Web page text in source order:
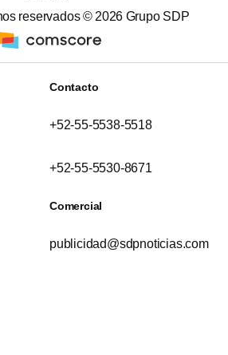
reservados © 2026 Grupo SDP
Contacto
+52-55-5538-5518
+52-55-5530-8671
Comercial
publicidad@sdpnoticias.com